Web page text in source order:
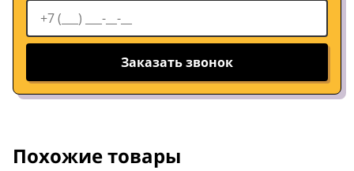
Заказать звонок
Похожие товары